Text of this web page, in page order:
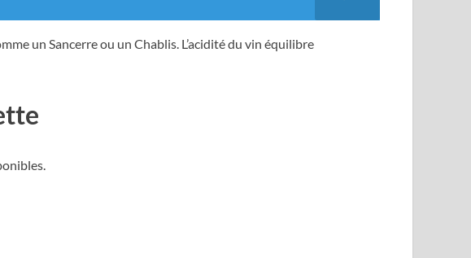
un Sancerre ou un Chablis. L’acidité du vin équilibre